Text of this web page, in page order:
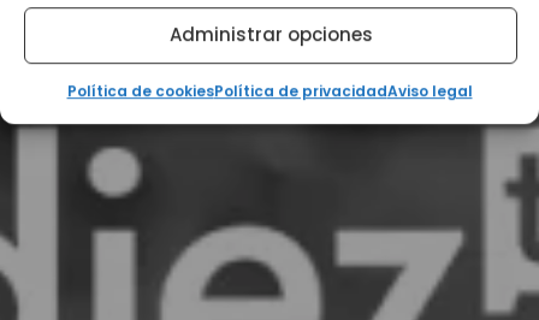
Administrar opciones
Política de cookiesPolítica de privacidadAviso legal